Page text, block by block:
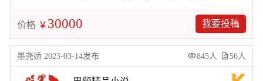
价格 ￥ 30000 我要投稿
墨尧娇 2023-03-14发布 845人 56人